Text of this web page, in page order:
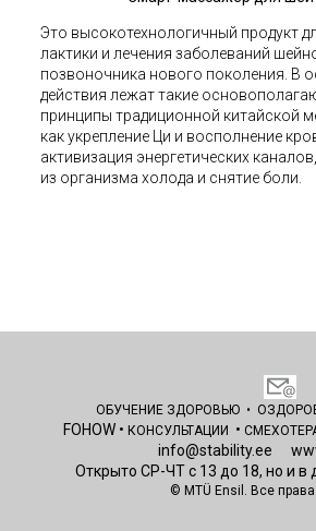
Это высокотехнологичный продукт
лактики и лечения заболеваний
позвоночника нового поколения. В
действия лежат такие
принципы традиционной китайской
как укрепление Ци и восполнение
активизация энергетических
из организма холода и снятие боли.
ОБУЧЕНИЕ ЗДОРОВЬЮ •
FOHOW • КОНСУЛЬТАЦИИ •
info@stability.ee
Открыто СР-ЧТ с 13 до 18, но и в
© MTÜ Ensil. Все